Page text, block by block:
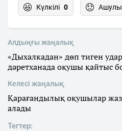
Күлкілі 0 Ашулы
Алдыңғы жаңалық
«Дыхалкадан» дөп тиген
дәретханада оқушы қайтыс
Келесі жаңалық
Қарағандылық оқушылар жаз
алады
Тегтер: